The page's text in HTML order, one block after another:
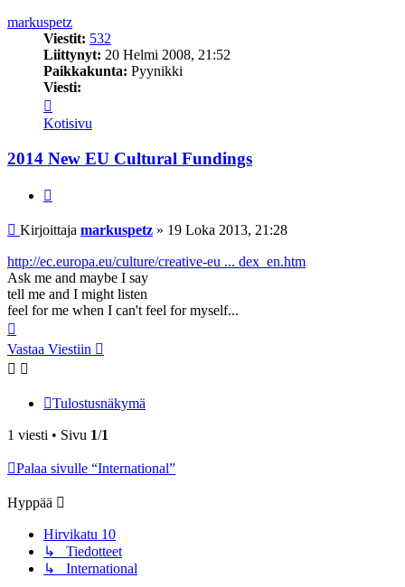
markuspetz
Viestit: 532
Liittynyt: 20 Helmi 2008, 21:52
Paikkakunta: Pyynikki
Viesti:
markuspetz
Kotisivu
2014 New EU Cultural Fundings
Viesti
Kirjoittaja markuspetz » 19 Loka 2013, 21:28
http://ec.europa.eu/culture/creative-eu ... dex_en.htm
Ask me and maybe I say
tell me and I might listen
feel for me when I can't feel for myself...
Vastaa Viestiin
Tulostusnäkymä
1 viesti • Sivu 1/1
Palaa sivulle “International”
Hyppää
Hirvikatu 10
↳ Tiedotteet
↳ International